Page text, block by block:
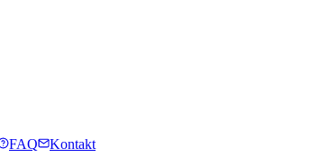
FAQ
Kontakt